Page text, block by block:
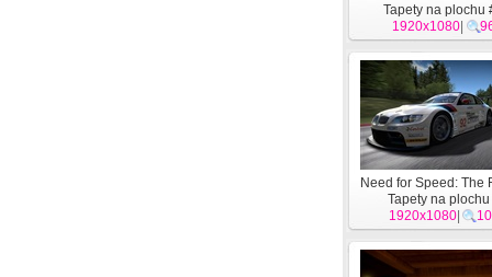
Tapety na plochu
1920x1080
Need for Speed: The
Tapety na
1920x1080